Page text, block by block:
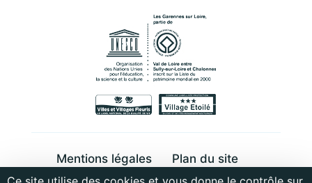
Mentions légales
Plan du site